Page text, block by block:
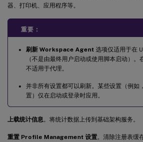
器、打印机、应用程序等。
重要：
刷新 Workspace Agent 选项仅适用于在
（不是由最终用户启动或使用脚本启动）。
不适用于代理。
并非所有设置都可以刷新。某些设置（例如
置）仅在启动或登录时应用。
上载统计信息 。将统计数据上传到基础架构服务。
重置 Profile Management 设置。清除注册表缓